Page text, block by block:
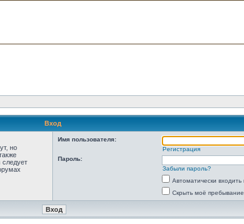
Вход
но
следует
Имя пользователя:
Регистрация
Пароль:
Забыли пароль?
Автоматически
Скрыть моё